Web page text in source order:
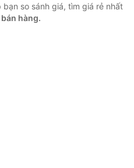
so sánh giá, tìm giá rẻ nhất
hàng.